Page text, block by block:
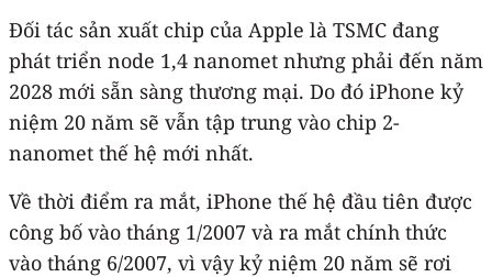
Đối tác sản xuất chip của Apple là TSMC đang
phát triển node 1,4 nanomet nhưng phải đến năm
2028 mới sẵn sàng thương mại. Do đó ‌iPhone‌ kỷ
niệm 20 năm sẽ vẫn tập trung vào chip 2-
nanomet thế hệ mới nhất.
Về thời điểm ra mắt, iPhone thế hệ đầu tiên được
công bố vào tháng 1/2007 và ra mắt chính thức
vào tháng 6/2007, vì vậy kỷ niệm 20 năm sẽ rơi